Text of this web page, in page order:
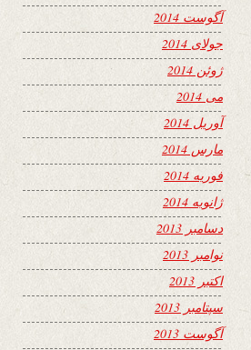
آگوست 2014
جولای 2014
ژوئن 2014
می 2014
آوریل 2014
مارس 2014
فوریه 2014
ژانویه 2014
دسامبر 2013
نوامبر 2013
اکتبر 2013
سپتامبر 2013
آگوست 2013